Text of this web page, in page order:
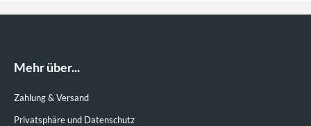
Mehr über...
Zahlung & Versand
Privatsphäre und Datenschutz